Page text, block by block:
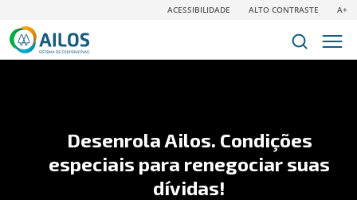
ACESSIBILIDADE ALTO CONTRASTE A+
Desenrola Ailos. Condições
especiais para renegociar suas
dívidas!